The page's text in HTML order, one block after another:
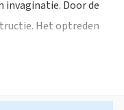
invaginatie. Door de
Het optreden